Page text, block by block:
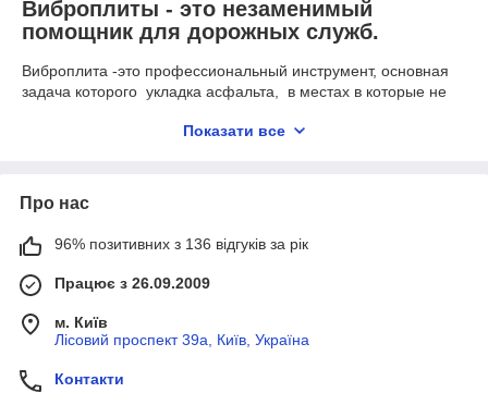
Виброплиты - это незаменимый
помощник для дорожных служб.
Виброплита -это профессиональный инструмент, основная
задача которого укладка асфальта, в местах в которые не
его отсутствии при укладке небольших асфальтных дорожек.
способа перемещения плиты:
прицепные.
Исходя из типа установленого
двигателя виброплиты делятся на
Показати все
Про нас
96% позитивних з 136 відгуків за рік
Працює з 26.09.2009
м. Київ
Лісовий проспект 39а, Київ, Україна
Контакти